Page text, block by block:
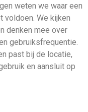
weten we waar een
voldoen. We kijken
denken mee over
gebruiksfrequentie.
past bij de locatie,
en aansluit op